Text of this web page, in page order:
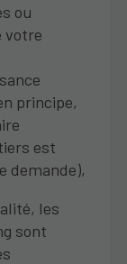
ou
votre
principe,
est
demande),
les
sont